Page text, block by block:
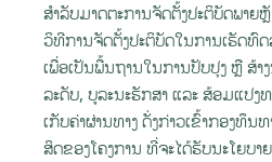
ສໍາລັບມາດຕະການຈັດຕັ້ງປະຕິບັດພາຍ
ວິທີການຈັດຕັ້ງປະຕິບັດໃນການເຮັດທົ
ເພື່ອເປັນພື້ນຖານໃນການປັບປຸງ ຫຼື ສ້າ
ລະດັບ, ບູລະນະຮັກສາ ແລະ ສ້ອມແປງ
ເກັບຄ່າຜ່ານທາງ ດັ່ງກ່າວເຂົ້າກອງທຶນ
ສິດຂອງໂຄງການ ທີ່ຈະໄດ້ຮັບນະໂຍບາ